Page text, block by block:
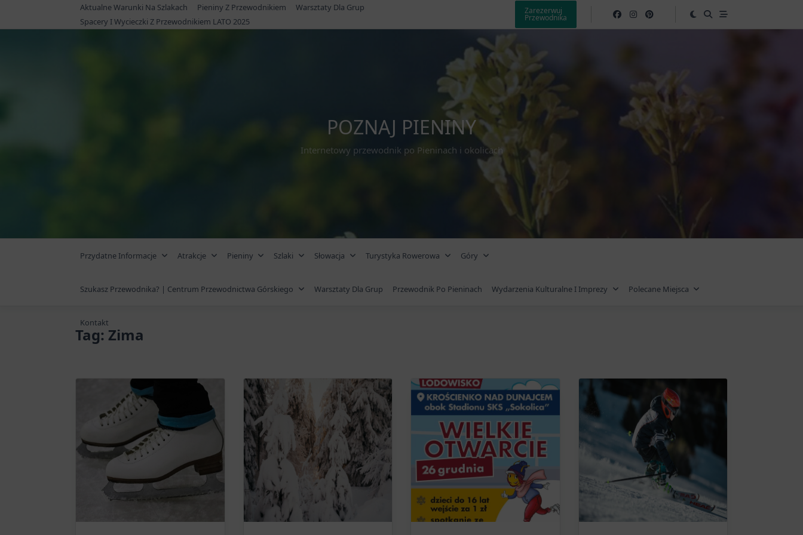
Aktualne Warunki Na Szlakach Pieniny Z Przewodnikiem
Warsztaty Dla Grup
Spacery I Wycieczki Z Przewodnikiem LATO 2025
Zarezerwuj
Przewodnika
POZNAJ PIENINY
Internetowy przewodnik po Pieninach i okolicach
Przydatne Informacje Atrakcje Pieniny Szlaki Słowacja Turystyka Rowerowa Góry
Szukasz Przewodnika? | Centrum Przewodnictwa Górskiego Warsztaty Dla Grup Przewodnik Po Pieninach Wydarzenia Kulturalne I Imprezy Polecane Miejsca
Kontakt
Tag: Zima